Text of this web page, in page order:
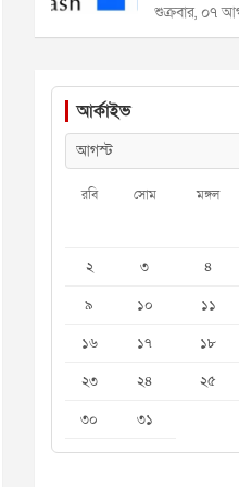
শুক্রবার, ০৭
আর্কাইভ
রবি সোম মঙ্গল
২
৩ ৪
৯
১০ ১১
১৬
১৭ ১৮
২৩
২৪ ২৫
৩০
৩১